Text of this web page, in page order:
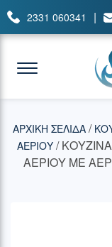
2331 060341 |
ΑΡΧΙΚΉ ΣΕΛΊΔΑ /
ΑΕΡΙΟΥ /
ΑΕΡΙΟΥ ΜΕ